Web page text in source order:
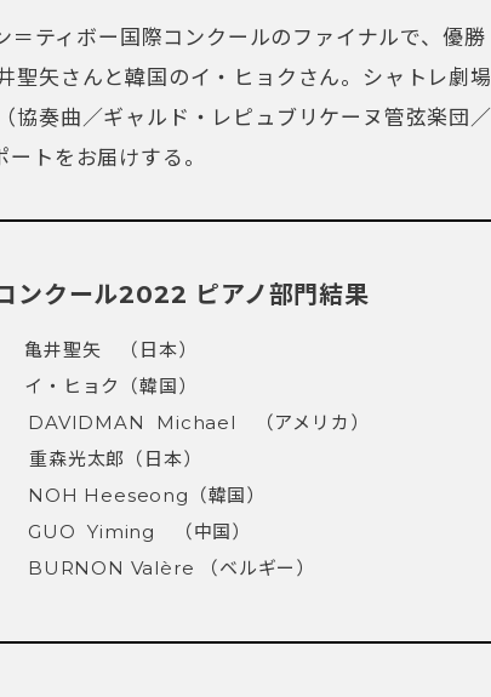
＝ティボー国際コンクールのファイナルで、優勝
聖矢さんと韓国のイ・ヒョクさん。シャトレ劇場
協奏曲／ギャルド・レピュブリケーヌ管弦楽団／
トをお届けする。
ンクール2022 ピアノ部門結果
亀井聖矢 （日本）
ク（韓国）
DAVIDMAN Michael （アメリカ）
郎（日本）
（韓国）
（中国）
Valère （ベルギー）